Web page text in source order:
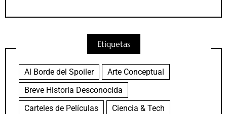
Etiquetas
Al Borde del Spoiler
Arte Conceptual
Breve Historia Desconocida
Carteles de Películas
Ciencia & Tech